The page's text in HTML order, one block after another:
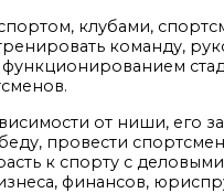
клубами,
команду,
от ниши, его
провести
к спорту с
финансов,